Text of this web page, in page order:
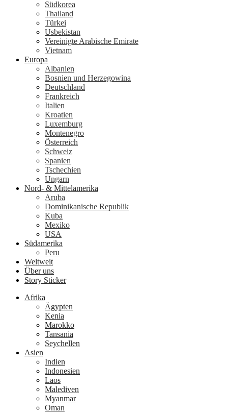
Südkorea
Thailand
Türkei
Usbekistan
Vereinigte Arabische Emirate
Vietnam
Europa
Albanien
Bosnien und Herzegowina
Deutschland
Frankreich
Italien
Kroatien
Luxemburg
Montenegro
Österreich
Schweiz
Spanien
Tschechien
Ungarn
Nord- & Mittelamerika
Aruba
Dominikanische Republik
Kuba
Mexiko
USA
Südamerika
Peru
Weltweit
Über uns
Story Sticker
Afrika
Ägypten
Kenia
Marokko
Tansania
Seychellen
Asien
Indien
Indonesien
Laos
Malediven
Myanmar
Oman